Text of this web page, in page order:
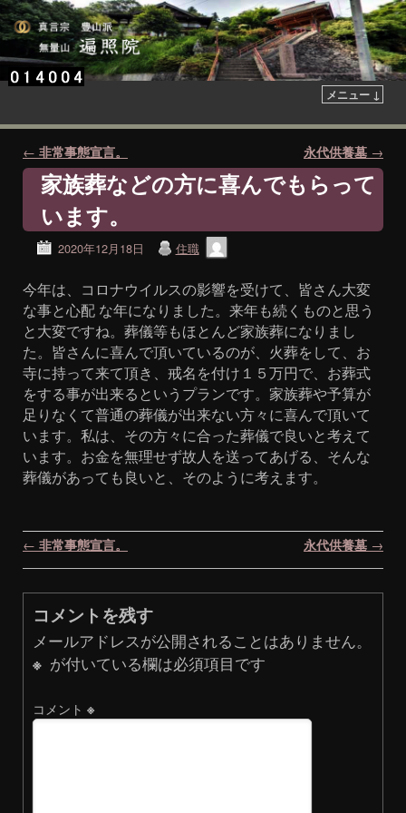
メニュー ↓
投稿ナビゲーション
← 非常事態宣言。 永代供養墓 →
家族葬などの方に喜んでもらって
います。
2020年12月18日 住職
今年は、コロナウイルスの影響を受けて、皆さん大変
な事と心配 な年になりました。来年も続くものと思う
と大変ですね。葬儀等もほとんど家族葬になりまし
た。皆さんに喜んで頂いているのが、火葬をして、お
寺に持って来て頂き、戒名を付け１５万円で、お葬式
をする事が出来るというプランです。家族葬や予算が
足りなくて普通の葬儀が出来ない方々に喜んで頂いて
います。私は、その方々に合った葬儀で良いと考えて
います。お金を無理せず故人を送ってあげる、そんな
葬儀があっても良いと、そのように考えます。
投稿ナビゲーション
← 非常事態宣言。 永代供養墓 →
コメントを残す
メールアドレスが公開されることはありません。
※ が付いている欄は必須項目です
コメント ※